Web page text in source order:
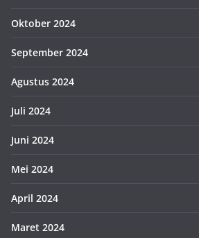
Oktober 2024
September 2024
Agustus 2024
Juli 2024
Juni 2024
Mei 2024
April 2024
Maret 2024